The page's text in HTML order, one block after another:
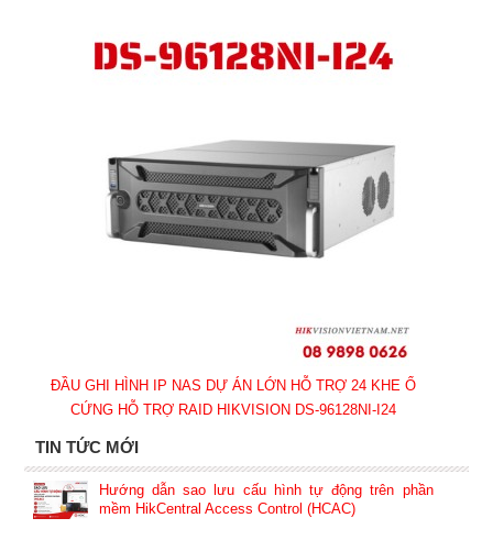
ĐẦU GHI HÌNH IP NAS DỰ ÁN LỚN HỖ TRỢ 24 KHE Ổ
CỨNG HỖ TRỢ RAID HIKVISION DS-96128NI-I24
TIN TỨC MỚI
Hướng dẫn sao lưu cấu hình tự động trên phần
mềm HikCentral Access Control (HCAC)